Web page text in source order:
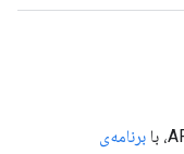
برنامه‌ی